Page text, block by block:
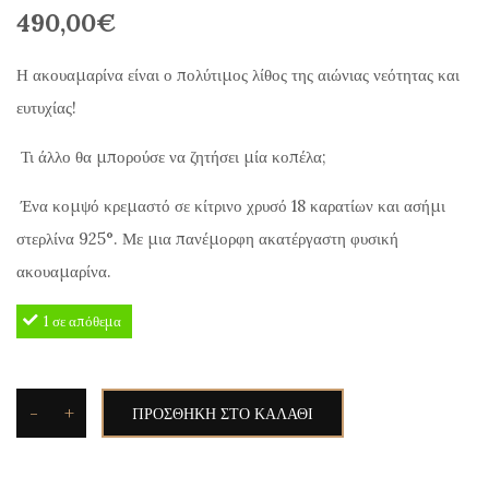
490,00€
Η ακουαμαρίνα είναι ο πολύτιμος λίθος της αιώνιας νεότητας και
ευτυχίας!
Τι άλλο θα μπορούσε να ζητήσει μία κοπέλα;
Ένα κομψό κρεμαστό σε κίτρινο χρυσό 18 καρατίων και ασήμι
στερλίνα 925°. Με μια πανέμορφη ακατέργαστη φυσική
ακουαμαρίνα.
1 σε απόθεμα
- + ΠΡΟΣΘΉΚΗ ΣΤΟ ΚΑΛΆΘΙ